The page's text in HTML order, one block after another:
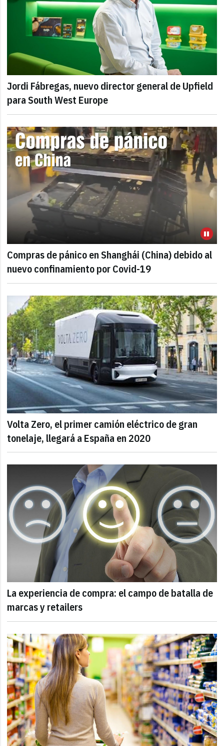
Jordi Fábregas, nuevo director general de Upfield
para South West Europe
Compras de pánico en Shanghái (China) debido al
nuevo confinamiento por Covid-19
Volta Zero, el primer camión eléctrico de gran
tonelaje, llegará a España en 2020
La experiencia de compra: el campo de batalla de
marcas y retailers